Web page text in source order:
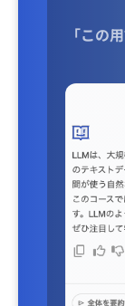
「この